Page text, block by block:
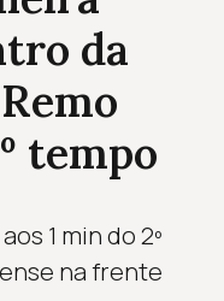
da
tempo
1 min do 2º
na frente